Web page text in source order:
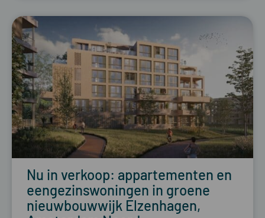
Nu in verkoop: appartementen en
eengezinswoningen in groene
nieuwbouwwijk Elzenhagen,